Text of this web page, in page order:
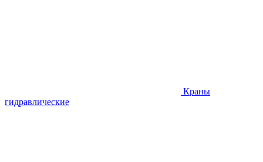
Краны
гидравлические